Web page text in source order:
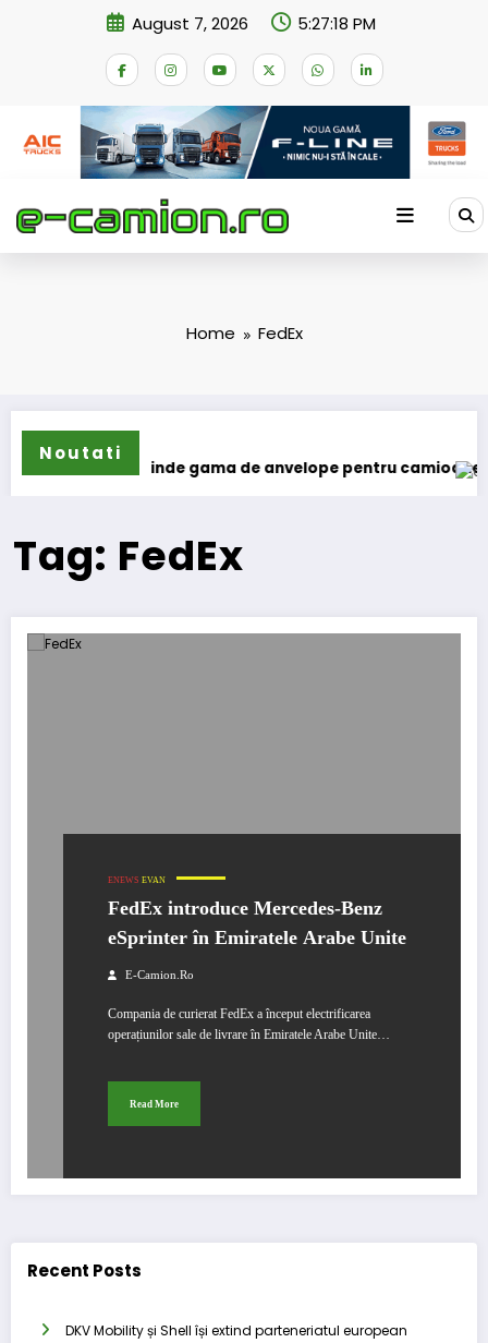
August 7, 2026 5:27:18 PM
Home FedEx
Noutati
își extinde gama de anvelope pentru camioane
Tag: FedEx
ENEWS EVAN
FedEx introduce Mercedes-Benz
eSprinter în Emiratele Arabe Unite
E-Camion.ro
Compania de curierat FedEx a început electrificarea
operațiunilor sale de livrare în Emiratele Arabe Unite…
Read More
Recent Posts
DKV Mobility și Shell își extind parteneriatul european